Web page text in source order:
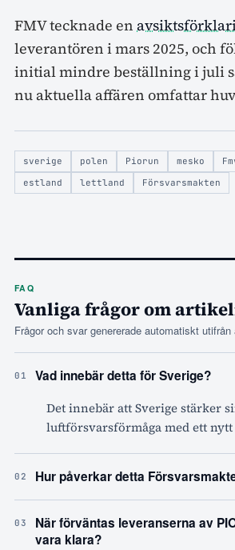
FMV tecknade en
leverantören i mars 2025, och
initial mindre beställning i juli
nu aktuella affären omfattar
sverige polen Piorun mesko
estland
lettland Försvarsmakten
FAQ
Vanliga frågor om
Frågor och svar genererade automatiskt
01 Vad innebär detta för Sverige?
Det innebär att Sverige stärker
luftförsvarsförmåga med ett nytt
02 Hur påverkar detta
03
När förväntas leveranserna av
vara klara?